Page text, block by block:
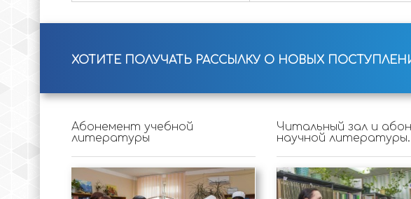
ХОТИТЕ ПОЛУЧАТЬ РАССЫЛКУ О НОВЫХ
Абонемент учебной
литературы
Читальный зал и
научной литературы.